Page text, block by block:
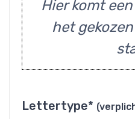
Hier komt
het
Lettertype*